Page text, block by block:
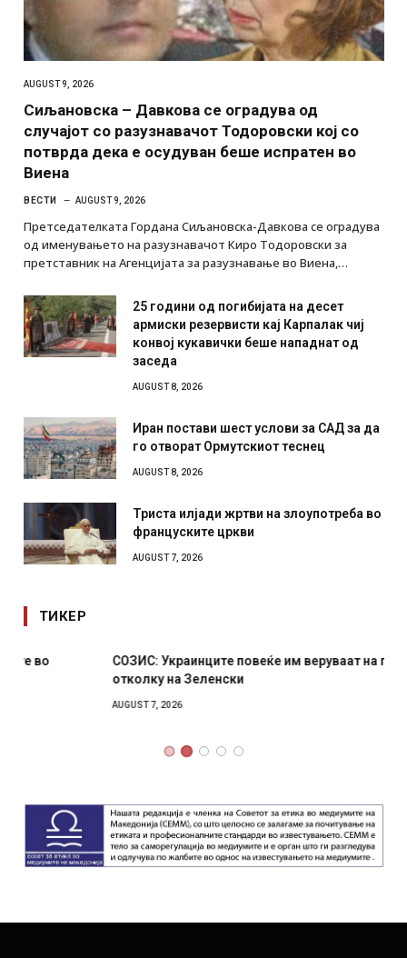
AUGUST 9, 2026
Сиљановска – Давкова се оградува од
случајот со разузнавачот Тодоровски кој со
потврда дека е осудуван беше испратен во
Виена
ВЕСТИ AUGUST 9, 2026
Претседателката Гордана Сиљановска-Давкова се оградува
од именувањето на разузнавачот Киро Тодоровски за
претставник на Агенцијата за разузнавање во Виена,…
25 години од погибијата на десет
армиски резервисти кај Карпалак чиј
конвој кукавички беше нападнат од
заседа
AUGUST 8, 2026
Иран постави шест услови за САД за да
го отворат Ормутскиот теснец
AUGUST 8, 2026
Триста илјади жртви на злоупотреба во
француските цркви
AUGUST 7, 2026
ТИКЕР
СОЗИС: Украинците повеќе им веруваат на генералите
отколку на Зеленски